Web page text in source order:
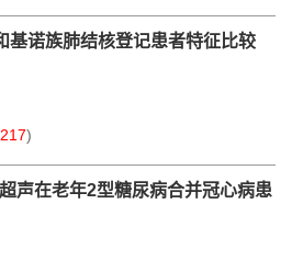
基诺族肺结核登记患者特征比较
217)
声在老年2型糖尿病合并冠心病患